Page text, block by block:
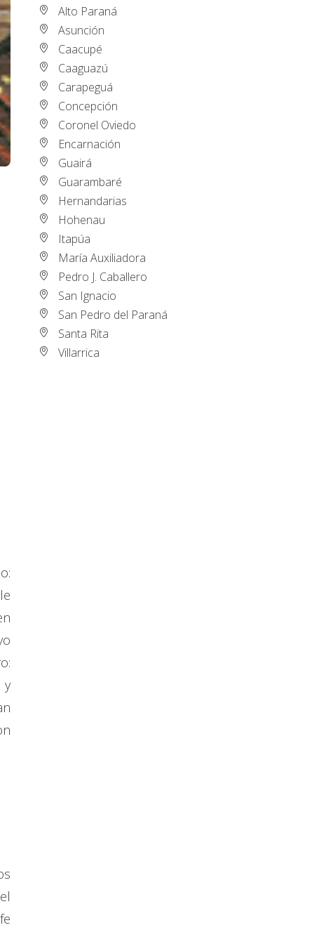
y
Alto Paraná
Asunción
Caacupé
Caaguazú
Carapeguá
Concepción
Coronel Oviedo
Encarnación
Guairá
Guarambaré
Hernandarias
Hohenau
Itapúa
María Auxiliadora
Pedro J. Caballero
San Ignacio
San Pedro del Paraná
Santa Rita
Villarrica